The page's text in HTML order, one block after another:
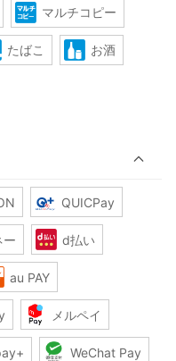
マルチコピー
たばこ お酒
QUICPay
ー d払い
au PAY
メルペイ
WeChat Pay